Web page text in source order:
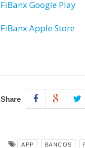
FiBanx Google Play
FiBanx Apple Store
Share
APP BANCOS